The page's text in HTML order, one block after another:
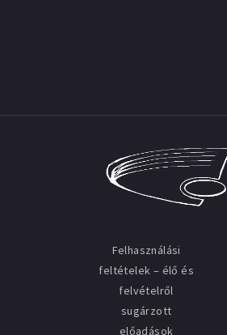
Felhasználási
feltételek – élő és
felvételről
sugárzott
előadások